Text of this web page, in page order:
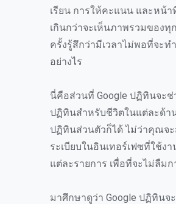
เรียน การให้คะแนน และหน้า
เกินกว่าจะเห็นภาพรวมของ
ครั้งรู้สึกว่ามีเวลาไม่พอที่จะท
อย่างไร
นี่คือส่วนที่ Google ปฏิทินจะช่
ปฏิทินสำหรับชีวิตในแต่ละด้าน
ปฏิทินส่วนตัวก็ได้ ไม่ว่าคุณจะ
ระเบียบในอินเทอร์เฟซที่ใช้ง
แต่ละรายการ เพื่อที่จะไม่ลืม
มาศึกษาดูว่า Google ปฏิทินจ